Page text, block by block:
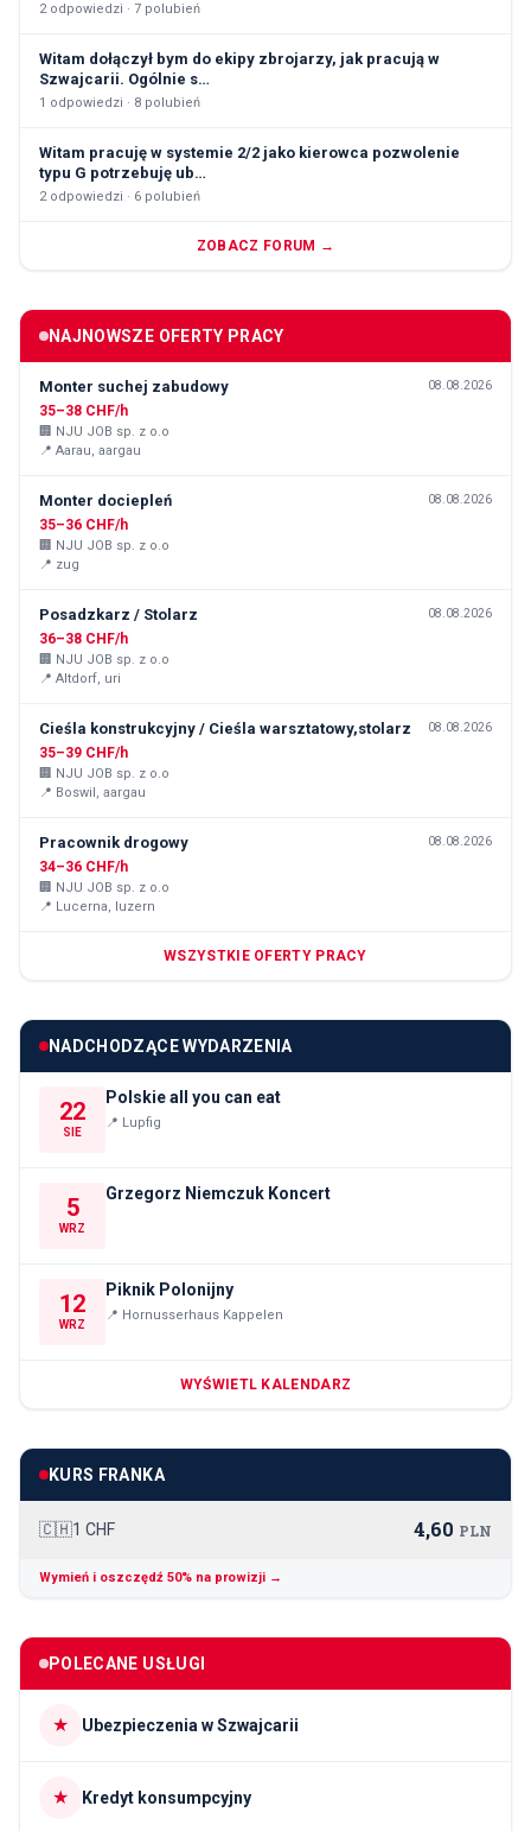
2odpowiedzi · 7 polubień
Witam dołączył bym do ekipy zbrojarzy, jak pracują w
Szwajcarii. Ogólnie s…
1 odpowiedzi · 8 polubień
Witam pracuję w systemie 2/2 jako kierowca pozwolenie
typu G potrzebuję ub…
2odpowiedzi · 6 polubień
ZOBACZ FORUM →
NAJNOWSZE OFERTY PRACY
Monter suchej zabudowy 08.08.2026
35–38 CHF/h
🏢 NJU JOB sp. z o.o
📍 Aarau, aargau
Monter dociepleń 08.08.2026
35–36 CHF/h
🏢 NJU JOB sp. z o.o
📍 zug
Posadzkarz / Stolarz 08.08.2026
36–38 CHF/h
🏢 NJU JOB sp. z o.o
📍 Altdorf, uri
Cieśla konstrukcyjny / Cieśla warsztatowy,stolarz 08.08.2026
35–39 CHF/h
🏢 NJU JOB sp. z o.o
📍 Boswil, aargau
Pracownik drogowy 08.08.2026
34–36 CHF/h
🏢 NJU JOB sp. z o.o
📍 Lucerna, luzern
WSZYSTKIE OFERTY PRACY
NADCHODZĄCE WYDARZENIA
22
SIE
Polskie all you can eat
📍 Lupfig
5
WRZ
Grzegorz Niemczuk Koncert
12
WRZ
Piknik Polonijny
📍 Hornusserhaus Kappelen
WYŚWIETL KALENDARZ
KURS FRANKA
🇨🇭1 CHF 4,60 PLN
Wymień i oszczędź 50% na prowizji →
POLECANE USŁUGI
★ Ubezpieczenia w Szwajcarii
★ Kredyt konsumpcyjny